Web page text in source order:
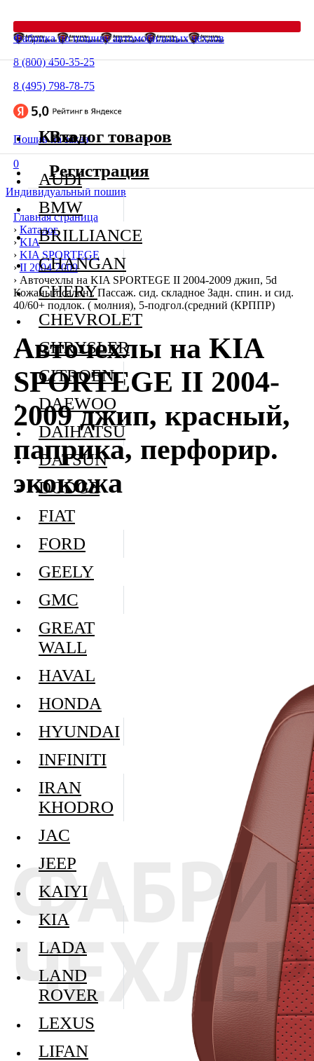
Фабрика по пошиву автомобильных чехлов
8 (800) 450-35-25
8 (495) 798-78-75
Пошив на заказ
0
Индивидуальный пошив
Главная страница
› Каталог
› KIA
› KIA SPORTEGE
› II 2004-2009
› Авточехлы на KIA SPORTEGE II 2004-2009 джип, 5d
Кожаный салон . Пассаж. сид. складное Задн. спин. и сид.
40/60+ подлок. ( молния), 5-подгол.(средний (КРППР)
Авточехлы на KIA
SPORTEGE II 2004-
2009 джип, красный,
паприка, перфорир.
экокожа
Каталог товаров
AUDI
BMW
BRILLIANCE
CHANGAN
CHERY
CHEVROLET
CHRYSLER
CITROEN
DAEWOO
DAIHATSU
DATSUN
DODGE
FIAT
FORD
GEELY
GMC
GREAT
WALL
HAVAL
HONDA
HYUNDAI
INFINITI
IRAN
KHODRO
JAC
JEEP
KAIYI
KIA
LADA
LAND
ROVER
LEXUS
LIFAN
Вход
Регистрация